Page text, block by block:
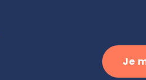
Je